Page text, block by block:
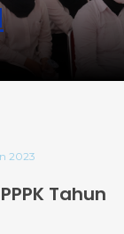
2023
Tahun